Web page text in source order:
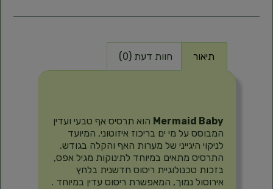
תיאור חוות דעת (0)
Mermaid Baby הוא תרסיס אף טבעי ועדין
המבוסס על מי ים בריכוז איזוטוני, המיועד
לניקוי היגייני של מערות האף והקלה בגודש.
התרסיס מתאים במיוחד לתינוקות מגיל אפס,
בזכות טכנולוגיית ריסוס חדשנית בלחץ
אירוסול נמוך, המאפשרת ריסוס עדין במיוחד .